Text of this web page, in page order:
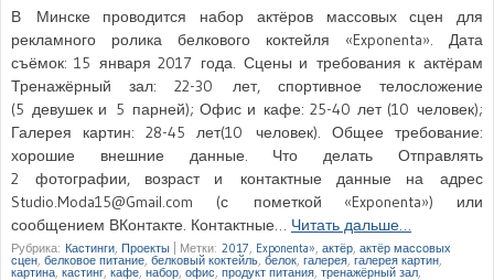
В Минске проводится набор актёров массовых сцен для
рекламного ролика белкового коктейля «Exponenta». Дата
съёмок: 15 января 2017 года. Сцены и требования к актёрам
Тренажёрный зал: 22-30 лет, спортивное телосложение
(5 девушек и 5 парней); Офис и кафе: 25-40 лет (10 человек);
Галерея картин: 28-45 лет(10 человек). Общее требование:
хорошие внешние данные. Что делать Отправлять
2 фотографии, возраст и контактные данные на адрес
Studio.Moda15@Gmail.com (с пометкой «Exponenta») или
сообщением ВКонтакте. Контактные… Читать дальше…
Рубрика: Кастинги Проекты Метки: 2017 Exponenta» актёр актёр массовых
сцен белковое питание белковый коктейль белок галерея,галерея картин
картина кастинг кафе ,набор офис продукт питания тренажёрный зал